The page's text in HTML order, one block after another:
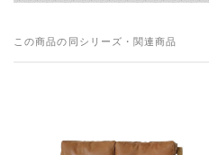
この商品の同シリーズ・関連商品